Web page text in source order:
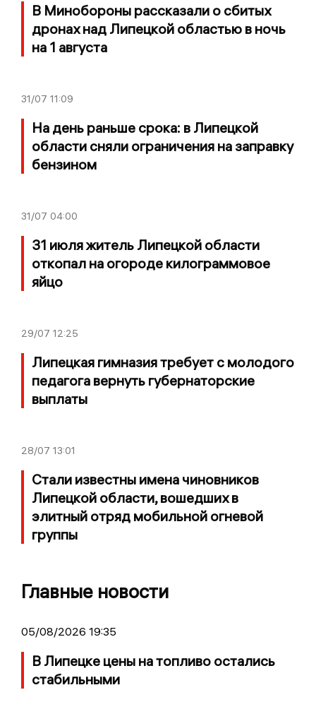
В Минобороны рассказали о сбитых
дронах над Липецкой областью в ночь
на 1 августа
31/07 11:09
На день раньше срока: в Липецкой
области сняли ограничения на заправку
бензином
31/07 04:00
31 июля житель Липецкой области
откопал на огороде килограммовое
яйцо
29/07 12:25
Липецкая гимназия требует с молодого
педагога вернуть губернаторские
выплаты
28/07 13:01
Стали известны имена чиновников
Липецкой области, вошедших в
элитный отряд мобильной огневой
группы
Главные новости
05/08/2026 19:35
В Липецке цены на топливо остались
стабильными